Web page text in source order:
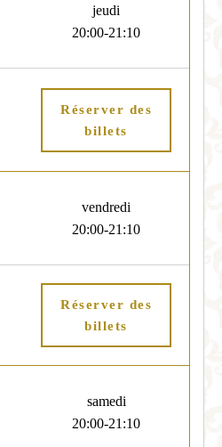
jeudi
20:00-21:10
Réserver des
billets
vendredi
20:00-21:10
Réserver des
billets
samedi
20:00-21:10